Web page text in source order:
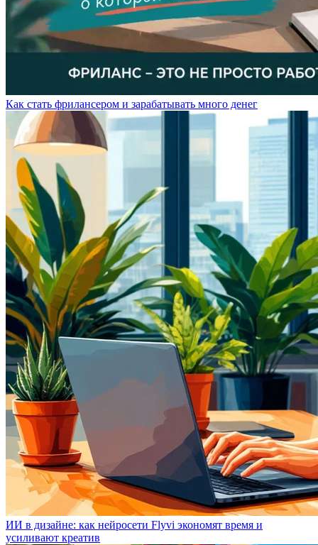
Как стать фрилансером и зарабатывать много денег
ИИ в дизайне: как нейросети Flyvi экономят время и
усиливают креатив